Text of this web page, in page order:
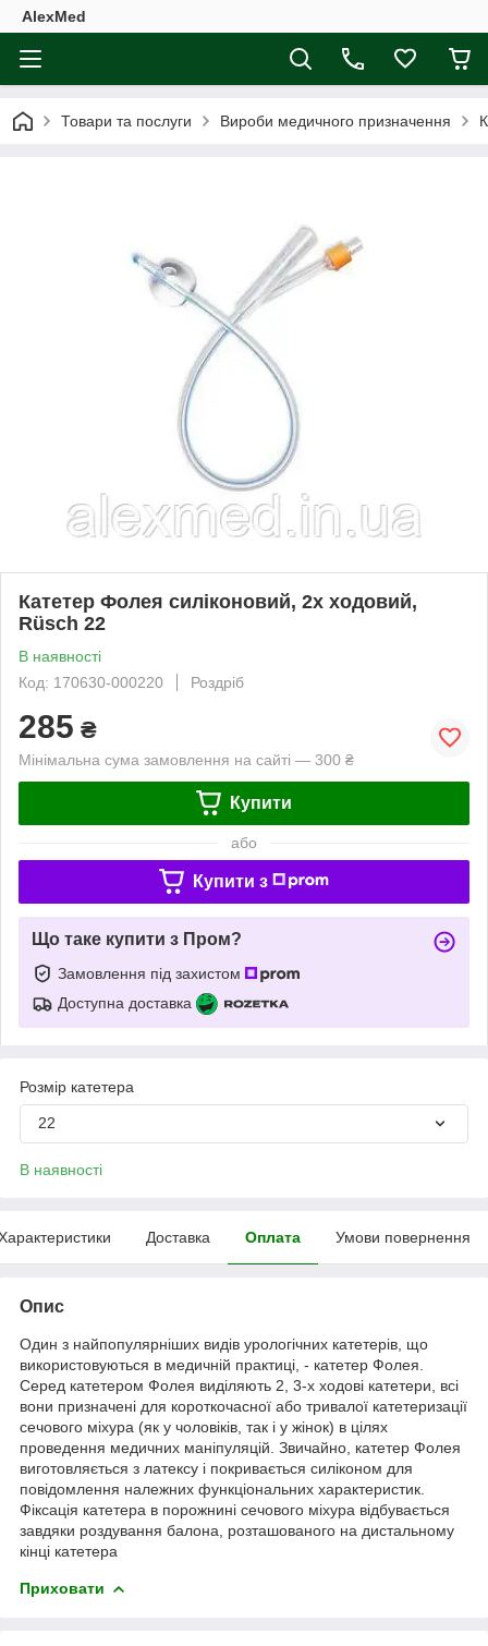
AlexMed
Товари та послуги Вироби медичного призначення
Катетер Фолея силіконовий, 2х ходовий,
Rüsch 22
В наявності
Код: 170630-000220
Роздріб
285 ₴
Мінімальна сума замовлення на сайті — 300 ₴
Купити
або
Купити з
Що таке купити з Пром?
Замовлення під захистом
Доступна доставка
Розмір катетера
22
В наявності
Доставка Оплата Умови повернення
Опис
Один з найпопулярніших видів урологічних катетерів, що
використовуються в медичній практиці, - катетер Фолея.
Серед катетером Фолея виділяють 2, 3-х ходові катетери, всі
вони призначені для короткочасної або тривалої катетеризації
сечового міхура (як у чоловіків, так і у жінок) в цілях
проведення медичних маніпуляцій. Звичайно, катетер Фолея
виготовляється з латексу і покривається силіконом для
повідомлення належних функціональних характеристик.
Фіксація катетера в порожнині сечового міхура відбувається
завдяки роздування балона, розташованого на дистальному
кінці катетера
Приховати